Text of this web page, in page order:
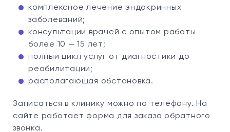
комплексное лечение эндокринных
заболеваний;
консультации врачей с опытом работы
более 10 — 15 лет;
полный цикл услуг от диагностики до
реабилитации;
располагающая обстановка.
Записаться в клинику можно по телефону. На
сайте работает форма для заказа обратного
звонка.